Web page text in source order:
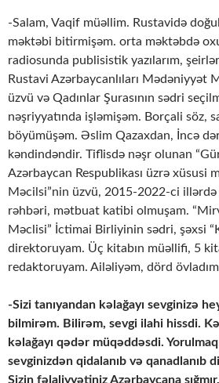
-Salam, Vaqif müəllim. Rustavidə
məktəbi bitirmişəm. orta məktəbdə
radiosunda publisistik yazılarım,
Rustavi Azərbaycanlıları Mədəniyyət
üzvü və Qadınlar Şurasının sədri
nəşriyyatında işləmişəm. Borçali söz,
böyümüşəm. Əslim Qazaxdan, İncə
kəndindəndir. Tiflisdə nəşr olunan
Azərbaycan Respublikası üzrə xüsusi
Məcilsi”nin üzvü, 2015-2022-ci
rəhbəri, mətbuat katibi olmuşam.
Məclisi” İctimai Birliyinin sədri, şəxsi
direktoruyam. Üç kitabın müəllifi, 5
redaktoruyam. Ailəliyəm, dörd
-Sizi tanıyandan kəlağayı sevginizə
bilmirəm. Bilirəm, sevgi ilahi hissdi.
kəlağayı qədər müqəddəsdi.
sevginizdən qidalanıb və qanadlanıb
Sizin fəlaliyyətiniz Azərbaycana